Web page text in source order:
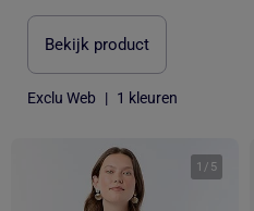
Bekijk product
Exclu Web | 1 kleuren
1 / 5